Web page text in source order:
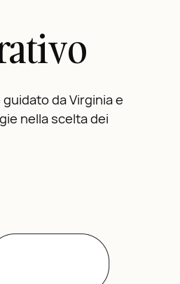
da Virginia e
nella scelta dei